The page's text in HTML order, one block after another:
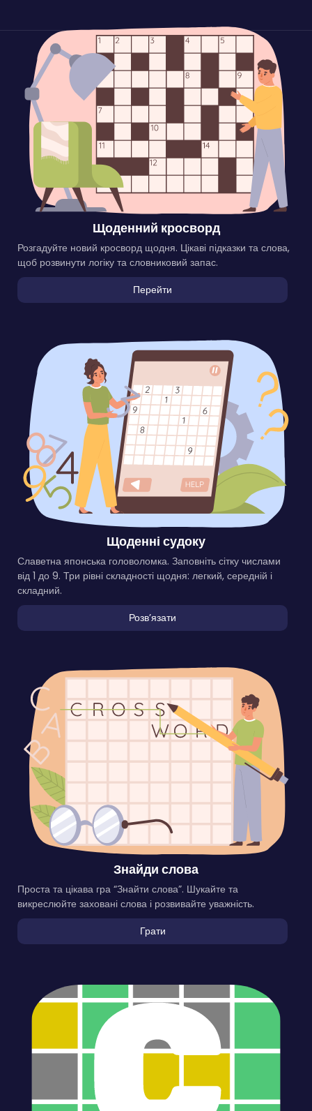
Щоденний кросворд
Розгадуйте новий кросворд щодня. Цікаві підказки та слова,
щоб розвинути логіку та словниковий запас.
Перейти
Щоденні судоку
Славетна японська головоломка. Заповніть сітку числами
від 1 до 9. Три рівні складності щодня: легкий, середній і
складний.
Розвʼязати
Знайди слова
Проста та цікава гра “Знайти слова”. Шукайте та
викреслюйте заховані слова і розвивайте уважність.
Грати